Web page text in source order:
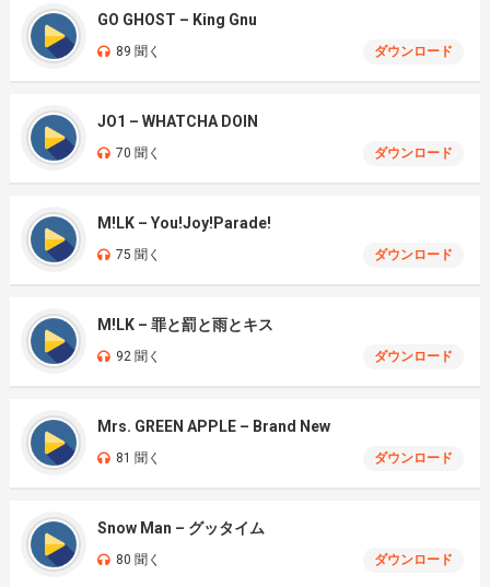
GO GHOST – King Gnu
89 聞く ダウンロード
JO1 – WHATCHA DOIN
70 聞く ダウンロード
M!LK – You!Joy!Parade!
75 聞く ダウンロード
M!LK – 罪と罰と雨とキス
92 聞く ダウンロード
Mrs. GREEN APPLE – Brand New
81 聞く ダウンロード
Snow Man – グッタイム
80 聞く ダウンロード